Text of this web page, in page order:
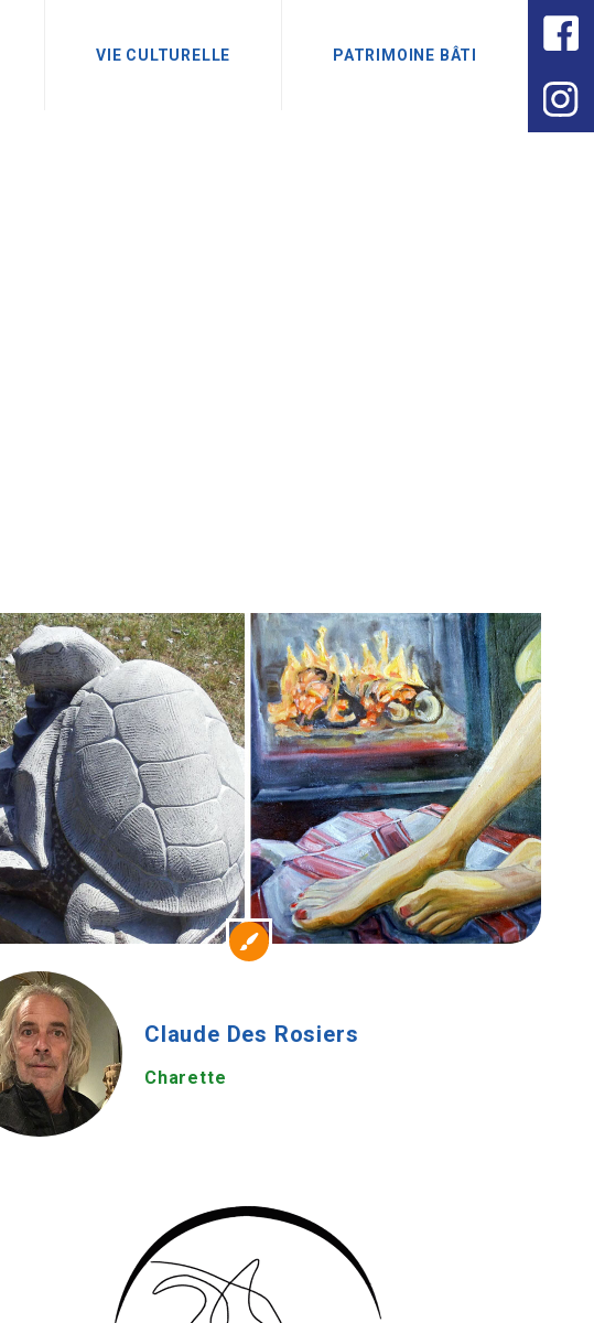
VIE CULTURELLE PATRIMOINE BÂTI
Claude Des Rosiers
Charette